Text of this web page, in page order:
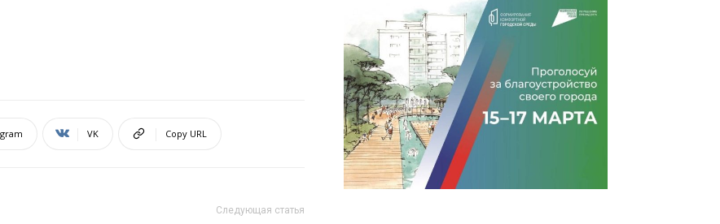
VK Copy URL
Следующая статья